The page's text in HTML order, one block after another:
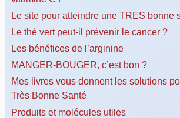
Le site pour atteindre une TRES bonne
Le thé vert peut-il prévenir le cancer ?
Les bénéfices de l’arginine
MANGER-BOUGER, c’est bon ?
Mes livres vous donnent les solutions
Très Bonne Santé
Produits et molécules utiles